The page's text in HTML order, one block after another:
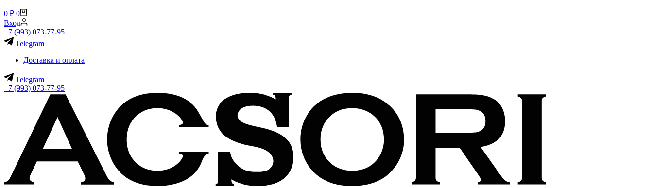
Корзина
0 ₽ 0
Вход
+7 (993) 073-77-95
Telegram
Доставка и оплата
Telegram
+7 (993) 073-77-95